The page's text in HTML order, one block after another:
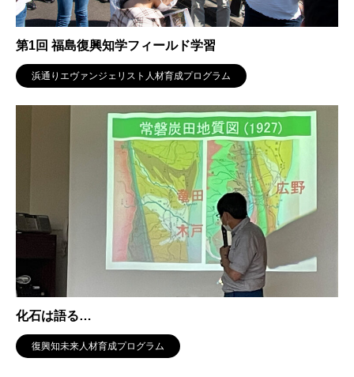
第1回 福島復興知学フィールド学習
浜通りエヴァンジェリスト人材育成プログラム
化石は語る…
復興知未来人材育成プログラム